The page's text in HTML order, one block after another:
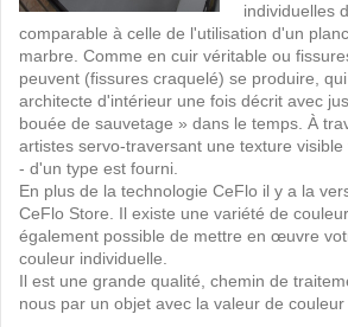
individuelles
comparable à celle de l'utilisation d'un
marbre. Comme en cuir véritable ou
peuvent (fissures craquelé) se produire,
architecte d'intérieur une fois décrit avec
bouée de sauvetage » dans le temps. À
artistes servo-traversant une texture
- d'un type est fourni.
En plus de la technologie CeFlo il y a la
CeFlo Store. Il existe une variété de
également possible de mettre en œuvre
couleur individuelle.
Il est une grande qualité, chemin de
nous par un objet avec la valeur de